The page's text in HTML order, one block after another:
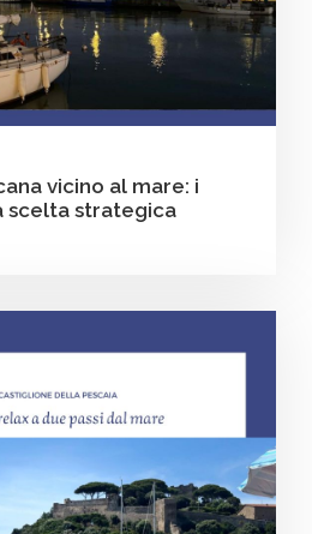
vicino al mare: i
scelta strategica